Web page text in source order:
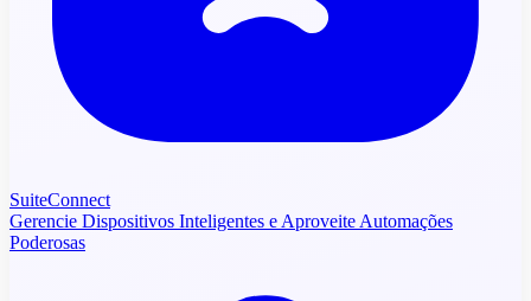
SuiteConnect
Gerencie Dispositivos Inteligentes e Aproveite Automações
Poderosas